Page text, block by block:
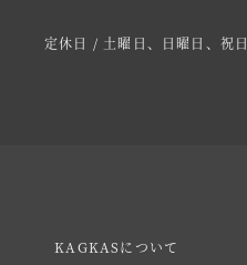
定休日 / 土曜日、日曜日、祝日
KAGKASについて